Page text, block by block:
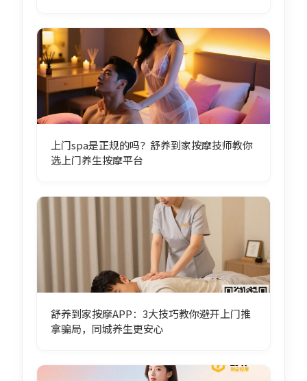
上门spa是正规的吗？舒养到家按摩技师教你
选上门养生按摩平台
舒养到家按摩APP：3大技巧教你避开上门推
拿骗局，同城养生更安心